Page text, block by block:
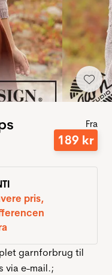
Fra
189 kr
pris,
garnforbrug til
via e-mail.;